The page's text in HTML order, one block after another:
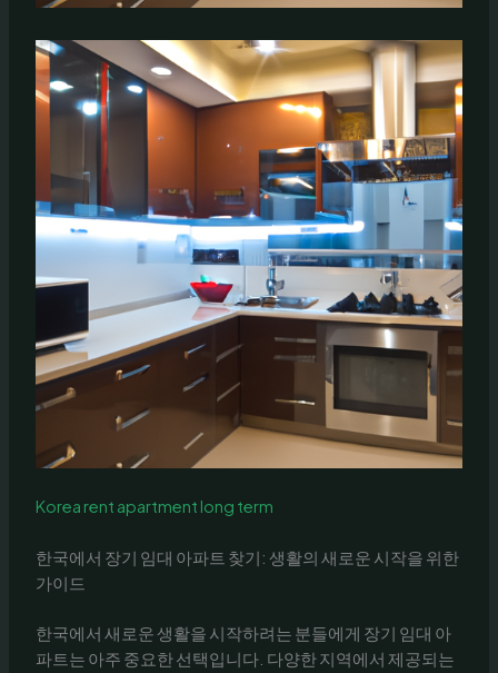
Korea rent apartment long term
한국에서 장기 임대 아파트 찾기: 생활의 새로운 시작을 위한
가이드
한국에서 새로운 생활을 시작하려는 분들에게 장기 임대 아
파트는 아주 중요한 선택입니다. 다양한 지역에서 제공되는